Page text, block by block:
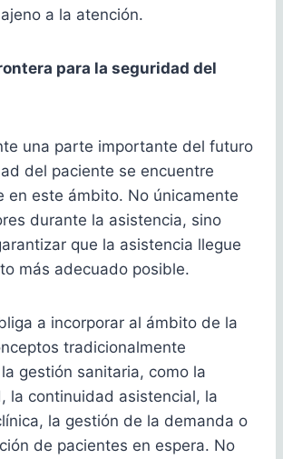
a la atención.
para la seguridad del
una parte importante del futuro
del paciente se encuentre
en este ámbito. No únicamente
durante la asistencia, sino
que la asistencia llegue
más adecuado posible.
a incorporar al ámbito de la
tradicionalmente
gestión sanitaria, como la
la continuidad asistencial, la
la gestión de la demanda o
de pacientes en espera. No